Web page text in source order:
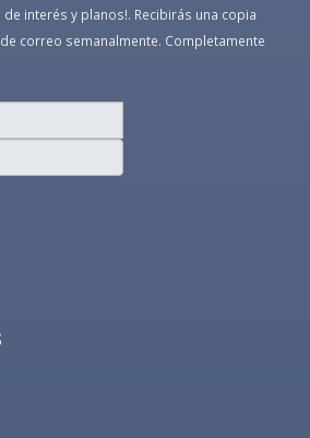
interés y planos!. Recibirás una copia
correo semanalmente. Completamente